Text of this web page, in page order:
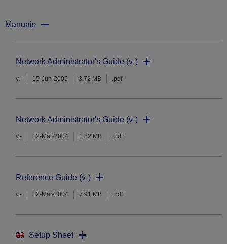
Manuais
Network Administrator's Guide (v-)
v.- 15-Jun-2005 3.72 MB .pdf
Network Administrator's Guide (v-)
v.- 12-Mar-2004 1.82 MB .pdf
Reference Guide (v-)
v.- 12-Mar-2004 7.91 MB .pdf
Setup Sheet